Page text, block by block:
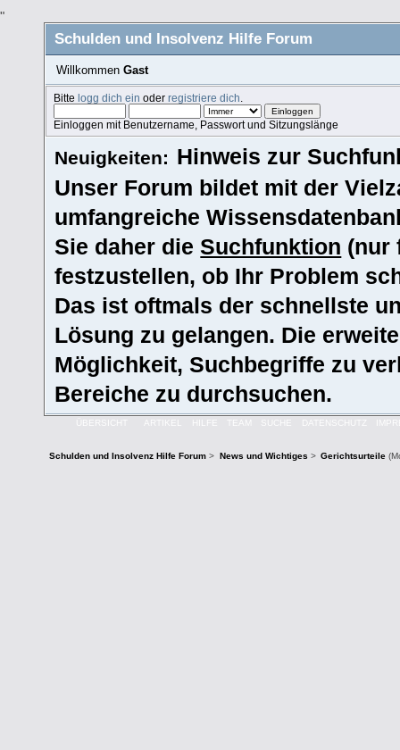
"
Schulden und Insolvenz Hilfe Forum
Willkommen Gast
Bittelogg dich ein oderregistriere dich
Einloggen mit Benutzername, Passwort und Sitzungslänge
Neuigkeiten: Hinweis zur
Unser Forum bildet mit der
umfangreiche
Sie daher dieSuchfunktion (nur
festzustellen, ob Ihr Problem
Das ist oftmals der schnellste
Lösung zu gelangen. Die
Möglichkeit, Suchbegriffe zu
Bereiche zu durchsuchen.
ÜBERSICHT ARTIKEL HILFE TEAM SUCHE DATENSCHUTZ
Schulden und Insolvenz Hilfe Forum > News und Wichtiges > Gerichtsurteile